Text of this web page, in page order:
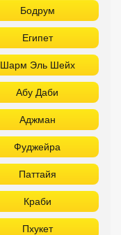
Бодрум
Египет
Шарм Эль Шейх
Абу Даби
Аджман
Фуджейра
Паттайя
Краби
Пхукет